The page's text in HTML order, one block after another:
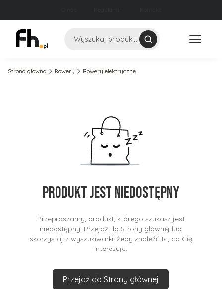
Szukaj
Strona główna Rowery Rowery elektryczne
Produkt jest niedostępny
Przepraszamy, produkt, którego szukasz jest
niedostępny. Przejdź do Strony głównej lub
skorzystaj z wyszukiwarki, żeby znaleźć to, co Cię
interesuje.
Przejdź do Strony głównej